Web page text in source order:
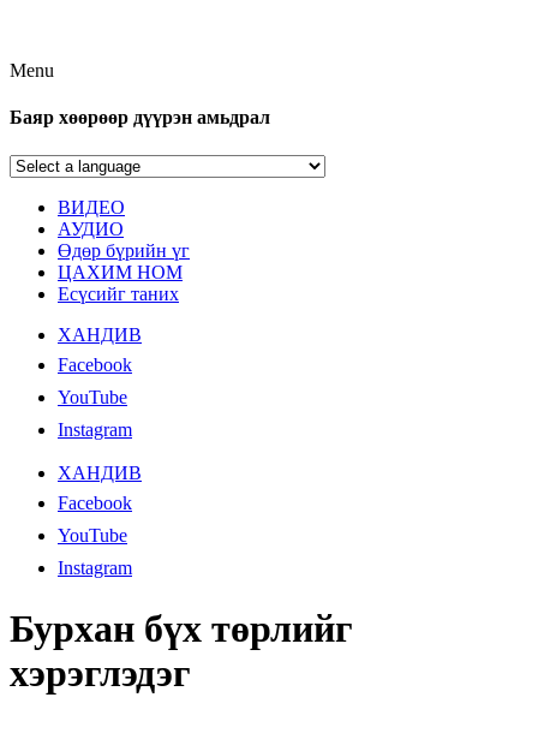
Menu
Баяр хөөрөөр дүүрэн амьдрал
ВИДЕО
АУДИО
Өдөр бүрийн үг
ЦАХИМ НОМ
Есүсийг таних
ХАНДИВ
Facebook
YouTube
Instagram
ХАНДИВ
Facebook
YouTube
Instagram
Бурхан бүх төрлийг
хэрэглэдэг